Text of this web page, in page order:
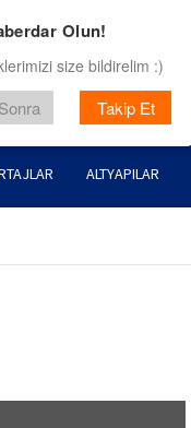
ALTYAPILAR
Olun!
size bildirelim :)
Takip Et